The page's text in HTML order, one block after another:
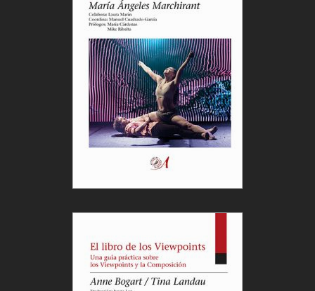
de la ISTA, el espectáculo es un momento, de una
línea o de un camino pedagógico, no es un punto
de llegada, es un punto de pasaje. Entonces, me
dio identidad como artista, como alguien que hace
teatro. Hago teatro cuando voy a una exposición y
veo los cuadros de Picasso, o cuando voy a ver una
película, la última de Nanni Moretti. O cuando voy a
ver una obra de teatro. Y me da identidad también
cuando estoy en sala y hago mi entrenamiento, o
enseño, o actúo, porque soy actriz, o cuando dirijo
Entonces me dio todo un concepto, que tiene que
un espectáculo, que mas bien tiene que ver con un
ego que se satisface porque hay una mirada del
otro y es mejor que diga que le gustó, porque si no